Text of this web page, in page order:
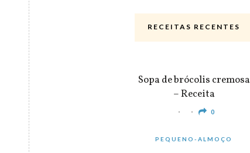
RECEITAS RECENTES
Sopa de brócolis cremosa
– Receita
0
PEQUENO-ALMOÇO